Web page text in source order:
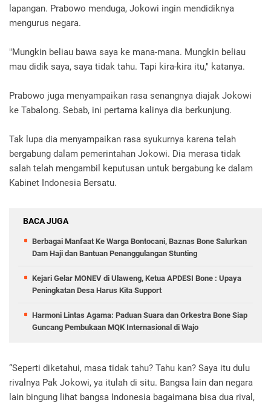
lapangan. Prabowo menduga, Jokowi ingin mendidiknya
mengurus negara.
"Mungkin beliau bawa saya ke mana-mana. Mungkin beliau
mau didik saya, saya tidak tahu. Tapi kira-kira itu," katanya.
Prabowo juga menyampaikan rasa senangnya diajak Jokowi
ke Tabalong. Sebab, ini pertama kalinya dia berkunjung.
Tak lupa dia menyampaikan rasa syukurnya karena telah
bergabung dalam pemerintahan Jokowi. Dia merasa tidak
salah telah mengambil keputusan untuk bergabung ke dalam
Kabinet Indonesia Bersatu.
BACA JUGA
Berbagai Manfaat Ke Warga Bontocani, Baznas Bone Salurkan
Dam Haji dan Bantuan Penanggulangan Stunting
Kejari Gelar MONEV di Ulaweng, Ketua APDESI Bone : Upaya
Peningkatan Desa Harus Kita Support
Harmoni Lintas Agama: Paduan Suara dan Orkestra Bone Siap
Guncang Pembukaan MQK Internasional di Wajo
“Seperti diketahui, masa tidak tahu? Tahu kan? Saya itu dulu
rivalnya Pak Jokowi, ya itulah di situ. Bangsa lain dan negara
lain bingung lihat bangsa Indonesia bagaimana bisa dua rival,